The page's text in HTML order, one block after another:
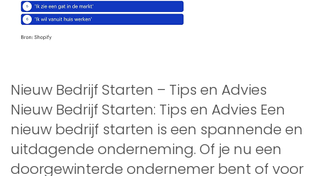
Nieuw Bedrijf Starten – Tips en Advies
Nieuw Bedrijf Starten: Tips en Advies Een
nieuw bedrijf starten is een spannende en
uitdagende onderneming. Of je nu een
doorgewinterde ondernemer bent of voor